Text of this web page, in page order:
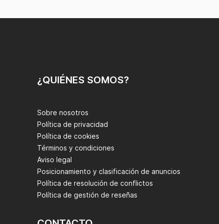
¿QUIÉNES SOMOS?
Sobre nosotros
Política de privacidad
Política de cookies
Términos y condiciones
Aviso legal
Posicionamiento y clasificación de anuncios
Política de resolución de conflictos
Política de gestión de reseñas